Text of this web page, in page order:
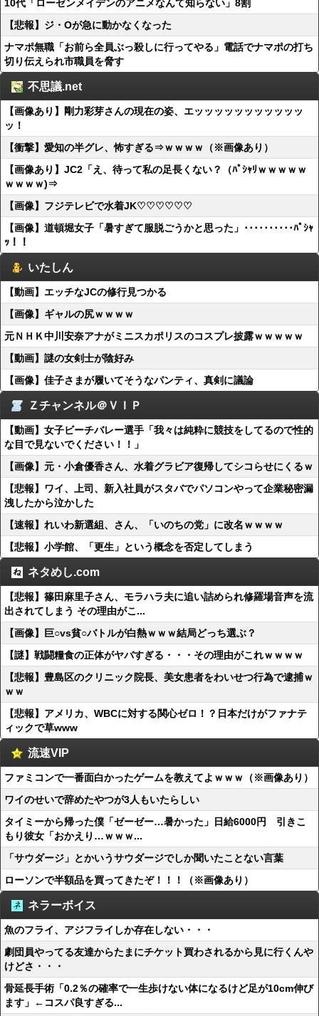
10代「ローゼンメイデンのアニメなんて知らない」8割
【悲報】ジ・Oが急に動かなくなった
ナマポ無職「お前ら全員ぶっ殺しに行ってやる」電話でナマポの打ち
切り伝えられ市職員を脅す
不思議.net
【画像あり】剛力彩芽さんの現在の姿、エッッッッッッッッッッッ
ッ！
【衝撃】愛知の半グレ、怖すぎる⇒ｗｗｗｗ（※画像あり）
【画像あり】JC2「え、待って私の足長くない？（ﾊﾟｼｬﾘｗｗｗｗｗ
ｗｗｗｗ)⇒
【画像】フジテレビで水着JK♡♡♡♡♡♡
【画像】道頓堀女子「暑すぎて服脱ごうかと思った」･･････････ﾊﾟｼｬ
ｯ！！
いたしん
【動画】エッチなJCの修行見つかる
【画像】ギャルの尻ｗｗｗｗ
元ＮＨＫ中川安奈アナがミニスカポリスのコスプレ披露ｗｗｗｗｗ
【動画】謎の女剣士が陰好み
【画像】佳子さまが履いてそうなパンティ、真剣に議論
Ｚチャンネル＠ＶＩＰ
【動画】女子ビーチバレー選手「我々は純粋に競技をしてるので性的
な目で見ないでください！！」
【画像】元・小倉優香さん、水着グラビア復帰してシコらせにくるｗ
【悲報】ワイ、上司、新入社員がスタバでパソコンやって企業秘密漏
洩したから泣かした
【速報】れいわ新選組、さん、「いのちの党」に改名ｗｗｗｗ
【悲報】小学館、「更生」という概念を否定してしまう
ネタめし.com
【悲報】篠田麻里子さん、モラハラ夫に追い詰められ修羅場音声を流
出されてしまう その理由がこ...
【画像】巨○vs貧○バトルが白熱ｗｗｗ結局どっち選ぶ？
【謎】戦闘糧食の正体がヤバすぎる・・・その理由がこれｗｗｗｗ
【悲報】豊島区のクリニック院長、美女患者をわいせつ行為で逮捕ｗ
ｗｗ
【悲報】アメリカ、WBCに対する関心ゼロ！？日本だけがファナテ
ィックで草www
流速VIP
ファミコンで一番面白かったゲームを教えてよｗｗｗ（※画像あり）
ワイのせいで辞めたやつが3人もいたらしい
タイミーから帰った僕「ゼーゼー…暑かった」日給6000円 引きこ
もり彼女「おかえり…ｗｗｗ...
「サウダージ」とかいうサウダージでしか聞いたことない言葉
ローソンで半額品を買ってきたぞ！！！（※画像あり）
ネラーボイス
魚のフライ、アジフライしか存在しない・・・
劇団員やってる友達からたまにチケット買わされるから見に行くんや
けどさ・・・
骨延長手術「0.2％の確率で一生歩けない体になるけど足が10cm伸び
ます」←コスパ良すぎる...